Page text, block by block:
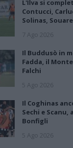
L'Ilva si
Contucci,
Solinas,
7 Ago 2026
Il Buddusò in
Fadda, il
Falchi
5 Ago 2026
Il Coghinas
Sechi e Scanu,
Bonfigli
5 Ago 2026